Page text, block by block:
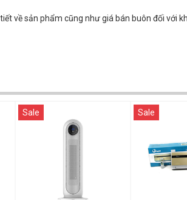
về sản phẩm cũng như giá bán buôn đối với
Sale Sale